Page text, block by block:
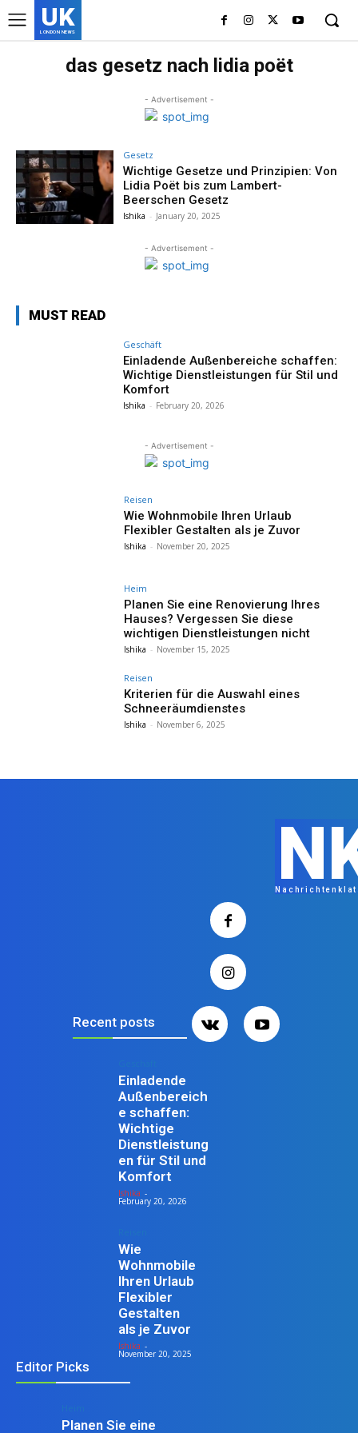
UK
LONDON NEWS
das gesetz nach lidia poët
- Advertisement -
Gesetz
Wichtige Gesetze und Prinzipien: Von
Lidia Poët bis zum Lambert-
Beerschen Gesetz
Ishika - January 20, 2025
- Advertisement -
MUST READ
Geschäft
Einladende Außenbereiche schaffen:
Wichtige Dienstleistungen für Stil und
Komfort
Ishika - February 20, 2026
- Advertisement -
Reisen
Wie Wohnmobile Ihren Urlaub
Flexibler Gestalten als je Zuvor
Ishika - November 20, 2025
Heim
Planen Sie eine Renovierung Ihres
Hauses? Vergessen Sie diese
wichtigen Dienstleistungen nicht
Ishika - November 15, 2025
Reisen
Kriterien für die Auswahl eines
Schneeräumdienstes
Ishika - November 6, 2025
Recent posts
Einladende
Außenbereich
e schaffen:
Wichtige
Dienstleistung
en für Stil und
Komfort
Ishika -
February 20, 2026
Wie
Wohnmobile
Ihren Urlaub
Flexibler
Gestalten
als je Zuvor
Ishika -
November 20, 2025
Editor Picks
Planen Sie eine